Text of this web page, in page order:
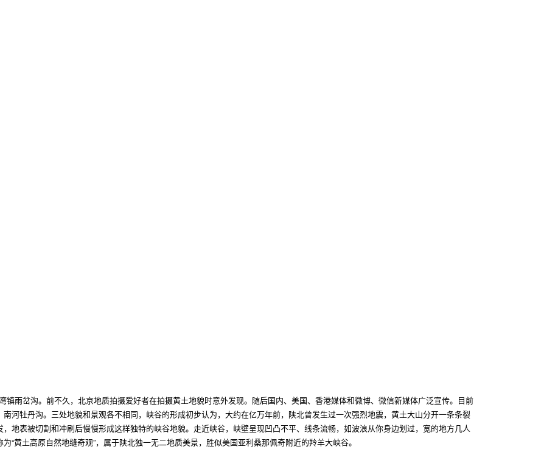
镇雨岔沟。前不久，北京地质拍摄爱好者在拍摄黄土地貌时意外发现。随后国内、美国、香港媒体和微博、微信新媒体广泛宣传。目前
河牡丹沟。三处地貌和景观各不相同，峡谷的形成初步认为，大约在亿万年前，陕北曾发生过一次强烈地震，黄土大山分开一条条裂
地表被切割和冲刷后慢慢形成这样独特的峡谷地貌。走近峡谷，峡壁呈现凹凸不平、线条流畅，如波浪从你身边划过，宽的地方几人
“黄土高原自然地缝奇观”，属于陕北独一无二地质美景，胜似美国亚利桑那佩奇附近的羚羊大峡谷。